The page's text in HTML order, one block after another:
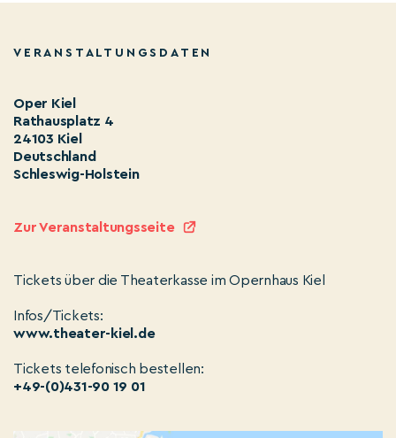
VERANSTALTUNGSDATEN
Oper Kiel
Rathausplatz 4
24103 Kiel
Deutschland
Schleswig-Holstein
Zur Veranstaltungsseite
Tickets über die Theaterkasse im Opernhaus Kiel
Infos/Tickets:
www.theater-kiel.de
Tickets telefonisch bestellen:
+49-(0)431-90 19 01